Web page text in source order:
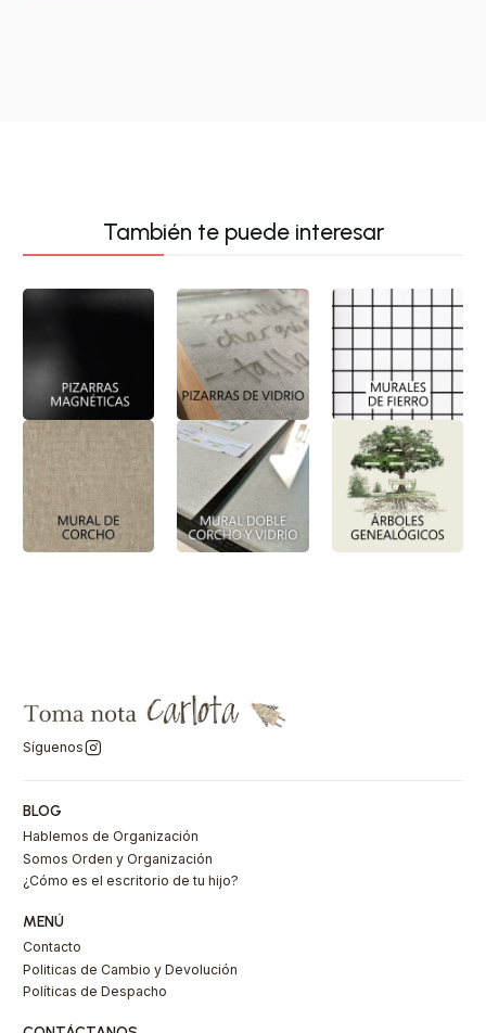
También te puede interesar
Síguenos
BLOG
Hablemos de Organización
Somos Orden y Organización
¿Cómo es el escritorio de tu hijo?
MENÚ
Contacto
Politicas de Cambio y Devolución
Políticas de Despacho